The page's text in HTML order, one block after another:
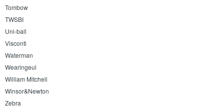
Tombow
TWSBI
Uni-ball
Visconti
Waterman
Wearingeul
William Mitchell
Winsor&Newton
Zebra